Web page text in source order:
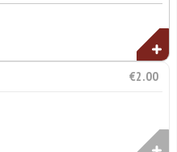
€2.00